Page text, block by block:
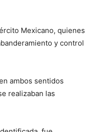
Mexicano, quienes
y control
ambos sentidos
realizaban las